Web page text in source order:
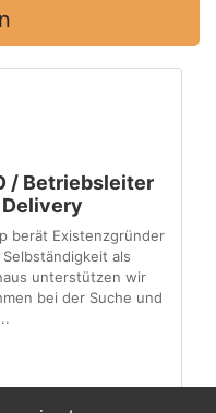
/ Betriebsleiter
berät Existenzgründer
als
unterstützen wir
bei der Suche und